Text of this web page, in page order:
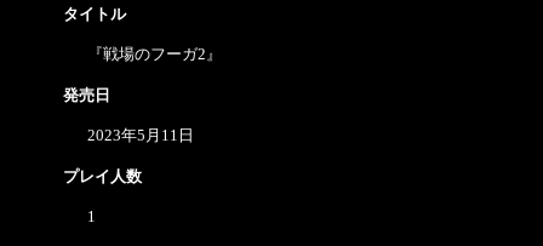
タイトル
『戦場のフーガ2』
発売日
2023年5月11日
プレイ人数
1